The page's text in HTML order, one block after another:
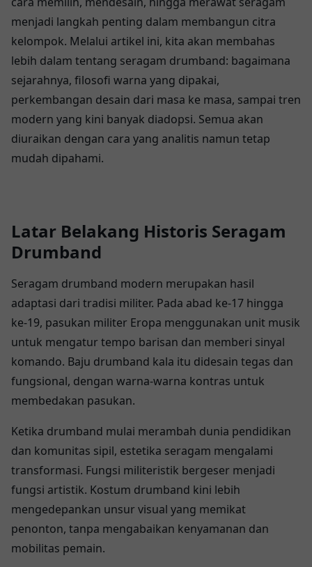
menjadi langkah penting dalam membangun citra
kelompok. Melalui artikel ini, kita akan membahas
lebih dalam tentang seragam drumband: bagaimana
sejarahnya, filosofi warna yang dipakai,
perkembangan desain dari masa ke masa, sampai tren
modern yang kini banyak diadopsi. Semua akan
diuraikan dengan cara yang analitis namun tetap
mudah dipahami.
Latar Belakang Historis Seragam
Drumband
Seragam drumband modern merupakan hasil
adaptasi dari tradisi militer. Pada abad ke-17 hingga
ke-19, pasukan militer Eropa menggunakan unit musik
untuk mengatur tempo barisan dan memberi sinyal
komando. Baju drumband kala itu didesain tegas dan
fungsional, dengan warna-warna kontras untuk
membedakan pasukan.
Ketika drumband mulai merambah dunia pendidikan
dan komunitas sipil, estetika seragam mengalami
transformasi. Fungsi militeristik bergeser menjadi
fungsi artistik. Kostum drumband kini lebih
mengedepankan unsur visual yang memikat
penonton, tanpa mengabaikan kenyamanan dan
mobilitas pemain.